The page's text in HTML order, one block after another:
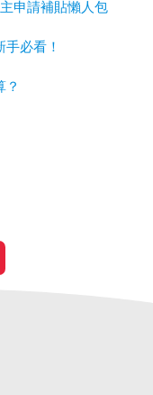
申請補貼懶人包
必看！
？